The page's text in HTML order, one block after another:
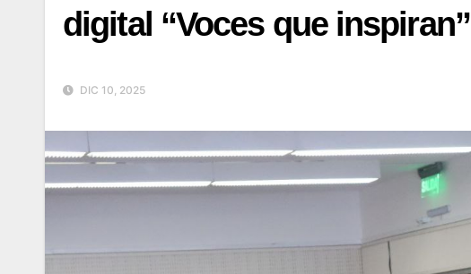
digital “Voces que inspiran”
DIC 10, 2025